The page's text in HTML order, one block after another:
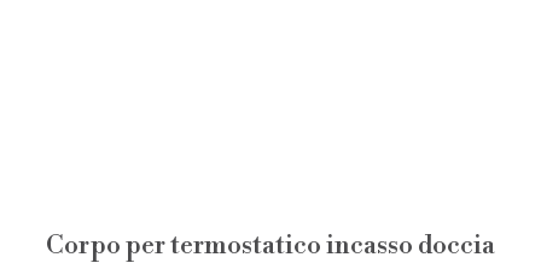
Corpo per termostatico incasso doccia